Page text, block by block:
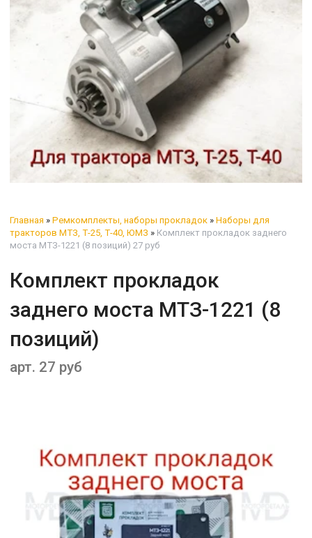
Главная » Ремкомплекты, наборы прокладок » Наборы для
тракторов МТЗ, Т-25, Т-40, ЮМЗ » Комплект прокладок заднего
моста МТЗ-1221 (8 позиций) 27 руб
Комплект прокладок
заднего моста МТЗ-1221 (8
позиций)
арт. 27 руб